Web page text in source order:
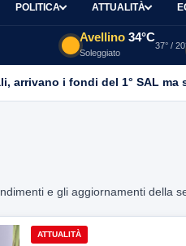
POLITICA ATTUALITÀ
Avellino 34°C
Soleggiato
37° /
arrivano i fondi del 1° SAL
e gli aggiornamenti della
ATTUALITÀ